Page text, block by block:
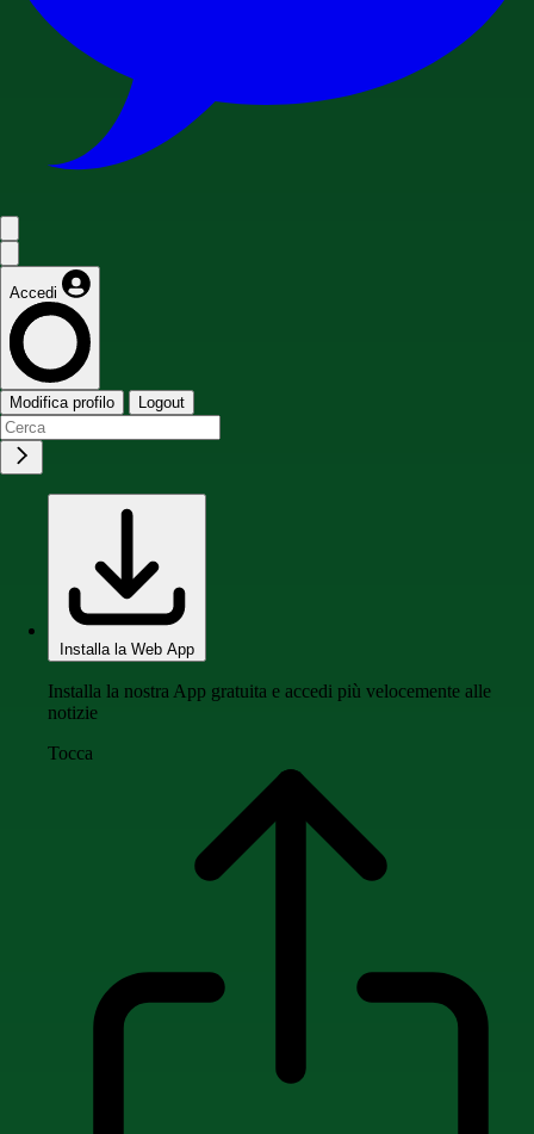
Accedi
Modifica profilo Logout
Installa la Web App
Installa la nostra App gratuita e accedi più velocemente alle
notizie
Tocca